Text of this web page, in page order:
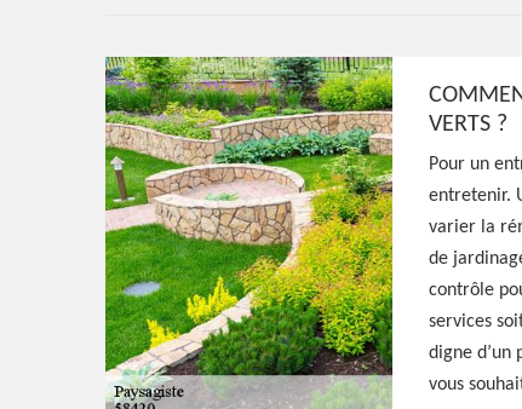
Hoerter Joseph Elagage 58
Artisan
Reverien
Excellent paysagiste à Saint Reverien
entreprise à l'écoute qui peut aménager
idées et exigences, prestation pas cher
VERTS ?
Pour un
entretenir.
varier la
de
contrôle
services
digne d’un
vous